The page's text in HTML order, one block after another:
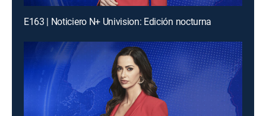
E163 | Noticiero N+ Univision: Edición nocturna